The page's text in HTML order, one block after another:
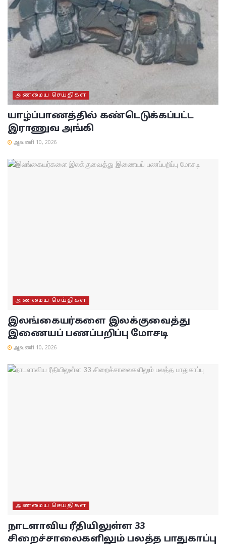
அண்மைய செய்திகள்
யாழ்ப்பாணத்தில் கண்டெடுக்கப்பட்ட
இராணுவ அங்கி
ஆவணி 10, 2026
அண்மைய செய்திகள்
இலங்கையர்களை இலக்குவைத்து
இணையப் பணப்பறிப்பு மோசடி
ஆவணி 10, 2026
அண்மைய செய்திகள்
நாடளாவிய ரீதியிலுள்ள 33
சிறைச்சாலைகளிலும் பலத்த பாதுகாப்பு